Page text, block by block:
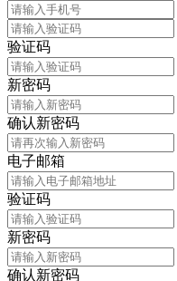
验证码
新密码
确认新密码
电子邮箱
验证码
新密码
确认新密码